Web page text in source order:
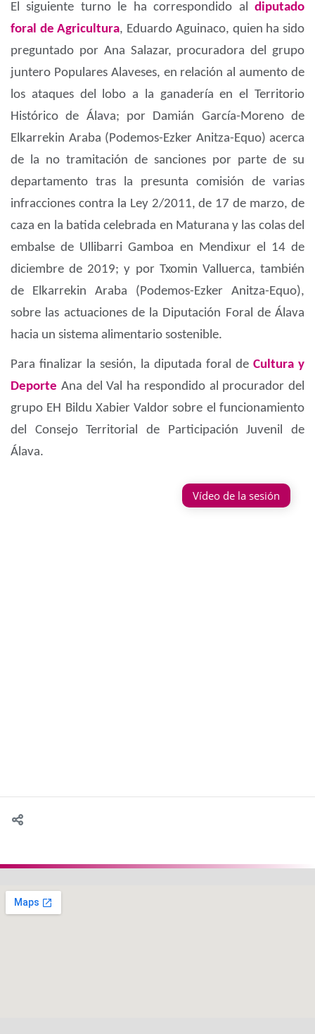
El siguiente turno le ha correspondido al diputado
foral de Agricultura, Eduardo Aguinaco, quien ha sido
preguntado por Ana Salazar, procuradora del grupo
juntero Populares Alaveses, en relación al aumento de
los ataques del lobo a la ganadería en el Territorio
Histórico de Álava; por Damián García-Moreno de
Elkarrekin Araba (Podemos-Ezker Anitza-Equo) acerca
de la no tramitación de sanciones por parte de su
departamento tras la presunta comisión de varias
infracciones contra la Ley 2/2011, de 17 de marzo, de
caza en la batida celebrada en Maturana y las colas del
embalse de Ullibarri Gamboa en Mendixur el 14 de
diciembre de 2019; y por Txomin Valluerca, también
de Elkarrekin Araba (Podemos-Ezker Anitza-Equo),
sobre las actuaciones de la Diputación Foral de Álava
hacia un sistema alimentario sostenible.
Para finalizar la sesión, la diputada foral de Cultura y
Deporte Ana del Val ha respondido al procurador del
grupo EH Bildu Xabier Valdor sobre el funcionamiento
del Consejo Territorial de Participación Juvenil de
Álava.
Vídeo de la sesión